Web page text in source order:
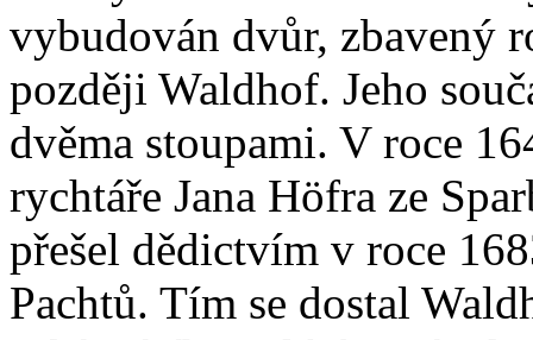
vybudován dvůr, zbavený
později Waldhof. Jeho
dvěma stoupami. V roce
rychtáře Jana Höfra ze
přešel dědictvím v roce
Pachtů. Tím se dostal